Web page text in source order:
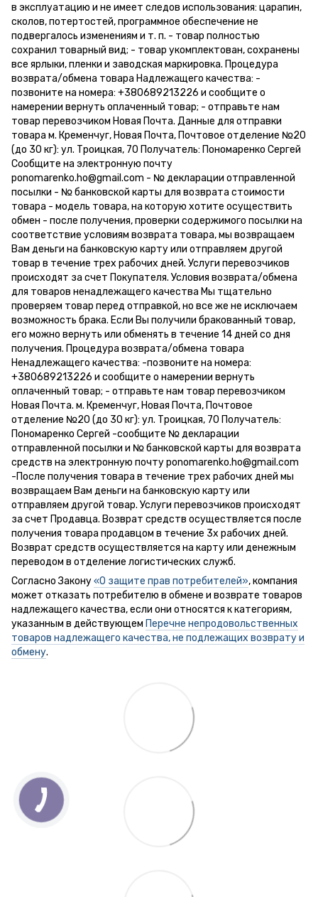
в эксплуатацию и не имеет следов использования: царапин,
сколов, потертостей, программное обеспечение не
подвергалось изменениям и т. п. - товар полностью
сохранил товарный вид; - товар укомплектован, сохранены
все ярлыки, пленки и заводская маркировка. Процедура
возврата/обмена товара Надлежащего качества: -
позвоните на номера: +380689213226 и сообщите о
намерении вернуть оплаченный товар; - отправьте нам
товар перевозчиком Новая Почта. Данные для отправки
товара м. Кременчуг, Новая Почта, Почтовое отделение №20
(до 30 кг): ул. Троицкая, 70 Получатель: Пономаренко Сергей
Сообщите на электронную почту
ponomarenko.ho@gmail.com - № декларации отправленной
посылки - № банковской карты для возврата стоимости
товара - модель товара, на которую хотите осуществить
обмен - после получения, проверки содержимого посылки на
соответствие условиям возврата товара, мы возвращаем
Вам деньги на банковскую карту или отправляем другой
товар в течение трех рабочих дней. Услуги перевозчиков
происходят за счет Покупателя. Условия возврата/обмена
для товаров ненадлежащего качества Мы тщательно
проверяем товар перед отправкой, но все же не исключаем
возможность брака. Если Вы получили бракованный товар,
его можно вернуть или обменять в течение 14 дней со дня
получения. Процедура возврата/обмена товара
Ненадлежащего качества: -позвоните на номера:
+380689213226 и сообщите о намерении вернуть
оплаченный товар; - отправьте нам товар перевозчиком
Новая Почта. м. Кременчуг, Новая Почта, Почтовое
отделение №20 (до 30 кг): ул. Троицкая, 70 Получатель:
Пономаренко Сергей -сообщите № декларации
отправленной посылки и № банковской карты для возврата
средств на электронную почту ponomarenko.ho@gmail.com
-После получения товара в течение трех рабочих дней мы
возвращаем Вам деньги на банковскую карту или
отправляем другой товар. Услуги перевозчиков происходят
за счет Продавца. Возврат средств осуществляется после
получения товара продавцом в течение 3х рабочих дней.
Возврат средств осуществляется на карту или денежным
переводом в отделение логистических служб.
Согласно Закону«О защите прав потребителей», компания
может отказать потребителю в обмене и возврате товаров
надлежащего качества, если они относятся к категориям,
указанным в действующем Перечне непродовольственных
товаров надлежащего качества, не подлежащих возврату и
обмену.